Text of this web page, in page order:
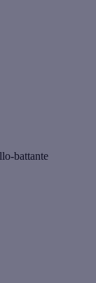
battante